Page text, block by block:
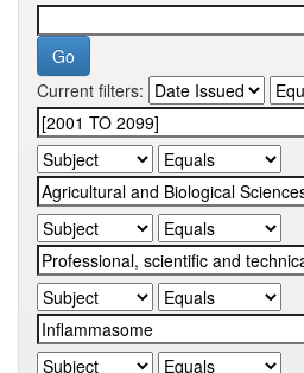
Current filters: